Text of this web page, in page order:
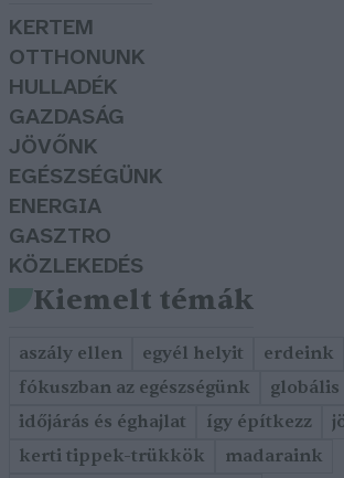
KERTEM
OTTHONUNK
HULLADÉK
GAZDASÁG
JÖVŐNK
EGÉSZSÉGÜNK
ENERGIA
GASZTRO
KÖZLEKEDÉS
Kiemelt témák
aszály ellen egyél helyit
erdeink
fókuszban az egészségünk
globális
időjárás és éghajlat
így építkezz
kerti tippek-trükkök
madaraink